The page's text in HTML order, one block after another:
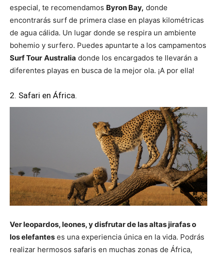
especial, te recomendamos Byron Bay, donde
encontrarás surf de primera clase en playas kilométricas
de agua cálida. Un lugar donde se respira un ambiente
bohemio y surfero. Puedes apuntarte a los campamentos
Surf Tour Australia donde los encargados te llevarán a
diferentes playas en busca de la mejor ola. ¡A por ella!
2. Safari en África.
Ver leopardos, leones, y disfrutar de las altas jirafas o
los elefantes es una experiencia única en la vida. Podrás
realizar hermosos safaris en muchas zonas de África,